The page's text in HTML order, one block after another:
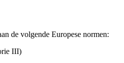
de volgende Europese normen:
III)